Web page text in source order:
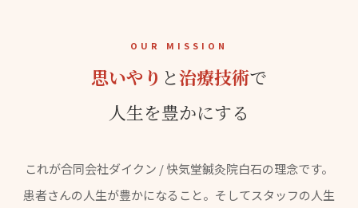
OUR MISSION
思いやり と治療技術で
人生を豊かにする
これが合同会社ダイクン / 快気堂鍼灸院白石の理念です。
患者さんの人生が豊かになること。そしてスタッフの人生